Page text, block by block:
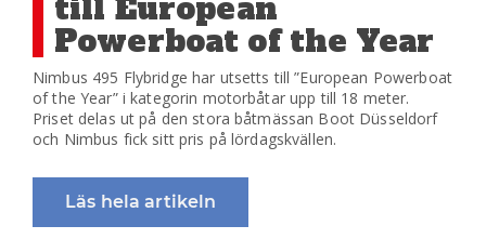
till European
Powerboat of the Year
Nimbus 495 Flybridge har utsetts till ”European Powerboat
of the Year” i kategorin motorbåtar upp till 18 meter.
Priset delas ut på den stora båtmässan Boot Düsseldorf
och Nimbus fick sitt pris på lördagskvällen.
Läs hela artikeln